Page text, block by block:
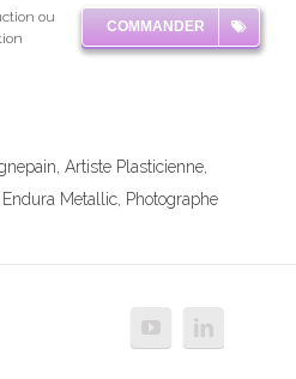
COMMANDER
ou
, Artiste Plasticienne,
Endura Metallic, Photographe